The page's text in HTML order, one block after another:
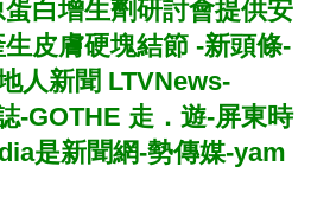
白增生劑研討會提供安
皮膚硬塊結節 -新頭條-
人新聞 LTVNews-
-GOTHE 走．遊-屏東時
是新聞網-勢傳媒-yam